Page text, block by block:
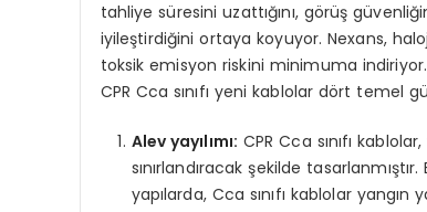
tahliye süresini uzattığını, görüş
iyileştirdiğini ortaya koyuyor. Nexans,
toksik emisyon riskini minimuma
CPR Cca sınıfı yeni kablolar dört temel
Alev yayılımı: CPR Cca sınıfı
sınırlandıracak şekilde
yapılarda, Cca sınıfı kablolar yangın